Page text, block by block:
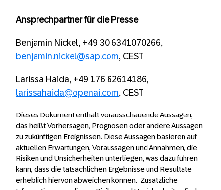
Ansprechpartner für die Presse
Benjamin Nickel, +49 30 6341070266,
benjamin.nickel@sap.com, CEST
Larissa Haida, +49 176 62614186,
larissahaida@openai.com, CEST
Dieses Dokument enthält vorausschauende Aussagen,
das heißt Vorhersagen, Prognosen oder andere Aussagen
zu zukünftigen Ereignissen. Diese Aussagen basieren auf
aktuellen Erwartungen, Voraussagen und Annahmen, die
Risiken und Unsicherheiten unterliegen, was dazu führen
kann, dass die tatsächlichen Ergebnisse und Resultate
erheblich hiervon abweichen können. Zusätzliche